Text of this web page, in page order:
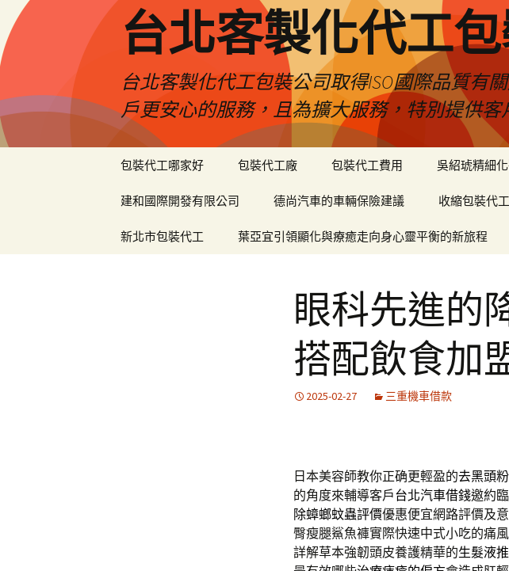
台北客製化代工
台北客製化代工包裝公司取得ISO國際品質有
戶更安心的服務，且為擴大服務，特別提供
包裝代工哪家好 包裝代工廠 包裝代工費用 吳紹琥精細
建和國際開發有限公司 德尚汽車的車輛保險建議 收縮包裝代工
新北市包裝代工 葉亞宜引領顯化與療癒走向身心靈平衡的新旅程
眼科先進的
搭配飲食加
2025-02-27 三重機車借款
日本美容師教你正确更輕盈的去黑頭
的角度來輔導客戶台北汽車借錢邀約
除蟑螂蚊蟲評價優惠便宜網路評價及
臀瘦腿鯊魚褲實際快速中式小吃的痛
詳解草本強韌頭皮養護精華的生髮液